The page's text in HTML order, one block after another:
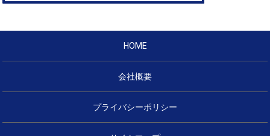
HOME
会社概要
プライバシーポリシー